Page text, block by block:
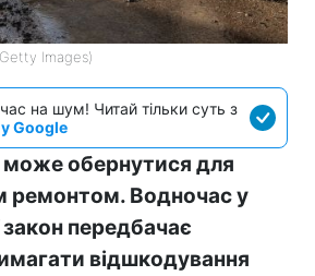
Images)
на шум! Читай тільки суть з
Google
може обернутися для
ремонтом. Водночас у
закон передбачає
відшкодування